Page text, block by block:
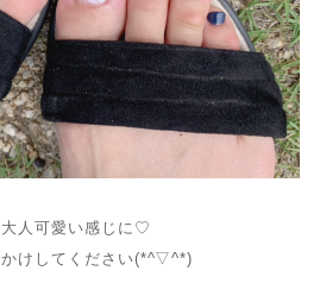
人可愛い感じに♡
けしてください(*^▽^*)